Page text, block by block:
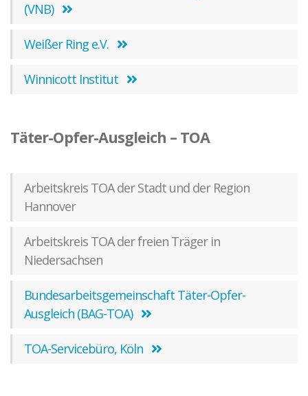
(VNB)
Weißer Ring e.V.
Winnicott Institut
Täter-Opfer-Ausgleich – TOA
Arbeitskreis TOA der Stadt und der Region
Hannover
Arbeitskreis TOA der freien Träger in
Niedersachsen
Bundesarbeitsgemeinschaft Täter-Opfer-
Ausgleich (BAG-TOA)
TOA-Servicebüro, Köln